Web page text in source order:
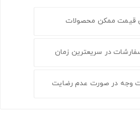
قیمت ممکن محصولات
در سریعترین زمان
وجه در صورت عدم رضایت